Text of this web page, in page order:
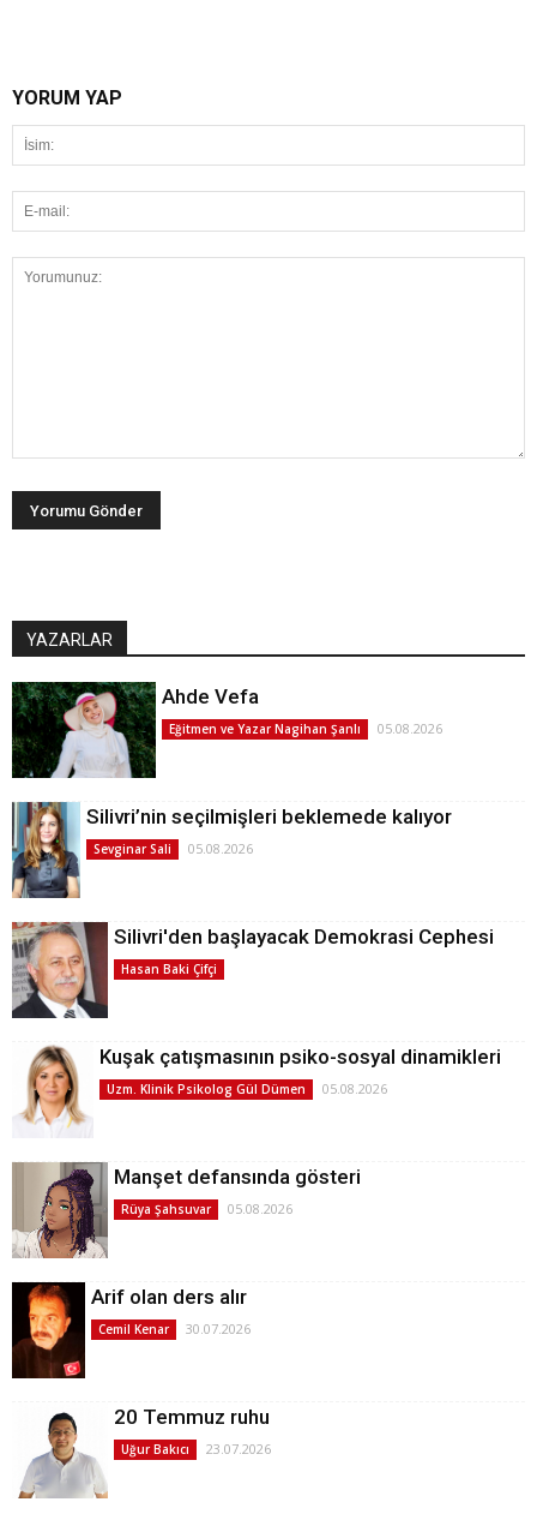
YORUM YAP
YAZARLAR
Ahde Vefa
Eğitmen ve Yazar Nagihan Şanlı 05.08.2026
Silivri’nin seçilmişleri beklemede kalıyor
Sevginar Sali 05.08.2026
Silivri'den başlayacak Demokrasi Cephesi
Hasan Baki Çifçi
Kuşak çatışmasının psiko-sosyal dinamikleri
Uzm. Klinik Psikolog Gül Dümen 05.08.2026
Manşet defansında gösteri
Rüya Şahsuvar 05.08.2026
Arif olan ders alır
Cemil Kenar 30.07.2026
20 Temmuz ruhu
Uğur Bakıcı 23.07.2026